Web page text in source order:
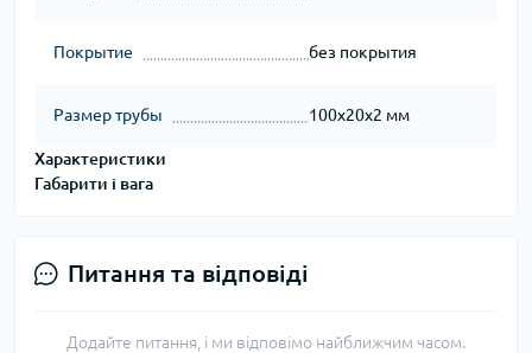
Покрытие без покрытия
Размер трубы 100х20х2 мм
Характеристики
Габарити і вага
Питання та відповіді
Додайте питання, і ми відповімо найближчим часом.